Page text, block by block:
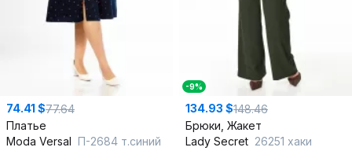
74.41 $77.64
Платье
Moda Versal П-2684 т.синий
-9%
134.93 $148.46
Брюки, Жакет
Lady Secret 26251 хаки